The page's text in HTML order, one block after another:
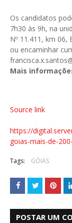
Os candidatos
7h30 às 9h, na
Nº 11.411, km
ou encaminhar
Mais
Source link
https://
goias-mais-de-
Tags: GÓIAS
POSTAR UM